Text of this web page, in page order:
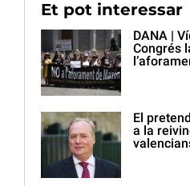
Et pot interessar
DANA |
Congrés
El
a la